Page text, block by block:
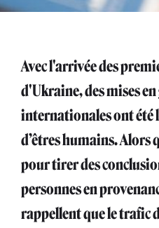
Avec l'arrivée des
d'Ukraine, des mises
internationales ont été
d’êtres humains.
pour tirer des
personnes en
rappellent que le trafic